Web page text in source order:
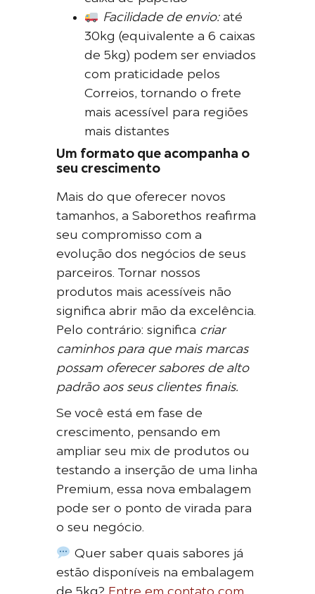
Facilidade de envio:até
30kg (equivalente a 6 caixas
de 5kg) podem ser enviados
com praticidade pelos
Correios, tornando o frete
mais acessível para regiões
mais distantes
Um formato que acompanha o
seu crescimento
Mais do que oferecer novos
tamanhos, a Saborethos reafirma
seu compromisso com a
evolução dos negócios de seus
parceiros. Tornar nossos
produtos mais acessíveis não
significa abrir mão da excelência.
Pelo contrário: significa criar
caminhos para que mais marcas
possam oferecer sabores de alto
padrão aos seus clientes finais.
Se você está em fase de
crescimento, pensando em
ampliar seu mix de produtos ou
testando a inserção de uma linha
Premium, essa nova embalagem
pode ser o ponto de virada para
o seu negócio.
Quer saber quais sabores já
estão disponíveis na embalagem